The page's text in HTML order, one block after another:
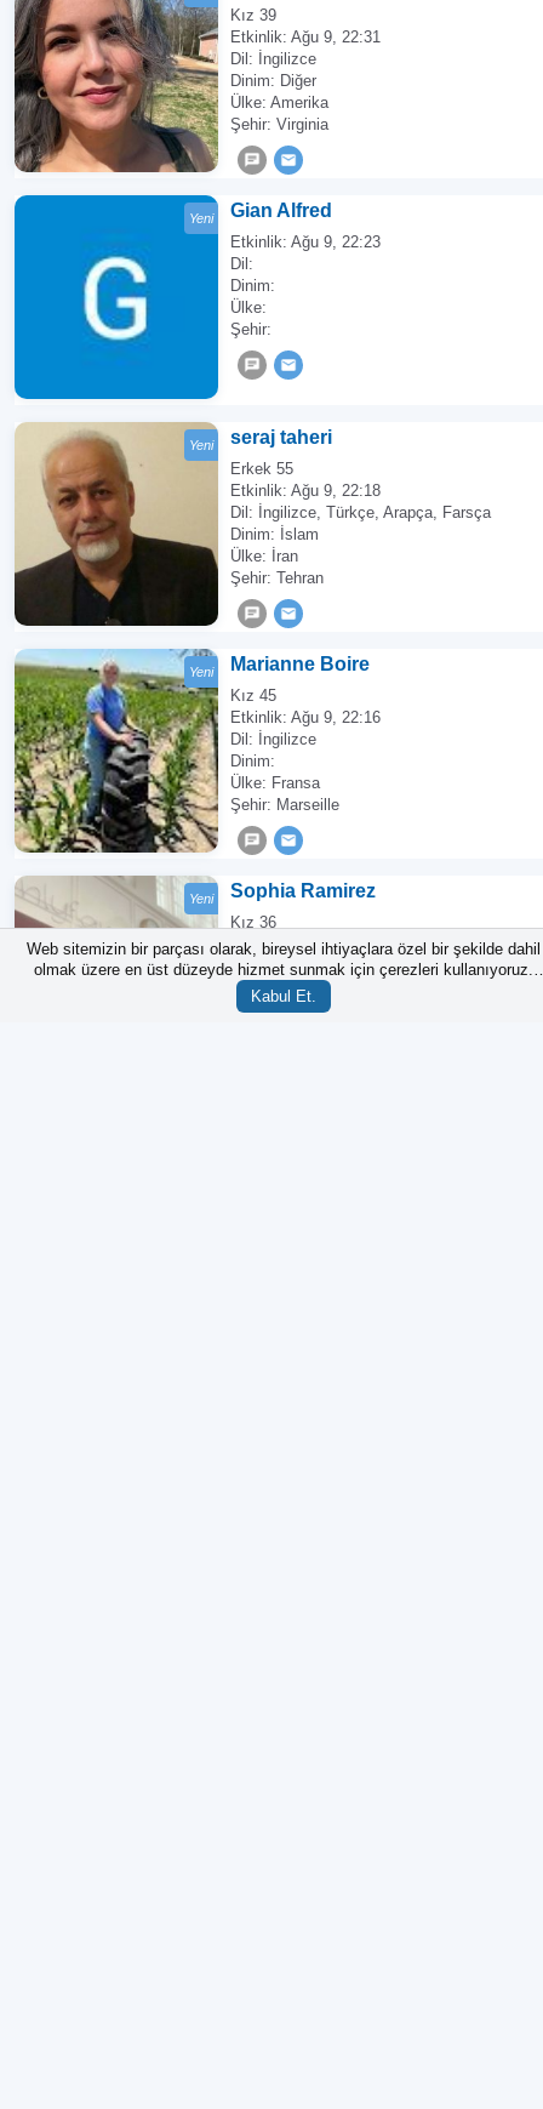
Kız 39
Etkinlik: Ağu 9, 22:31
Dil: İngilizce
Dinim: Diğer
Ülke: Amerika
Şehir: Virginia
Yeni Gian Alfred
Etkinlik: Ağu 9, 22:23
Dil:
Dinim:
Ülke:
Şehir:
Yeni seraj taheri
Erkek 55
Etkinlik: Ağu 9, 22:18
Dil: İngilizce, Türkçe, Arapça, Farsça
Dinim: İslam
Ülke: İran
Şehir: Tehran
Yeni Marianne Boire
Kız 45
Etkinlik: Ağu 9, 22:16
Dil: İngilizce
Dinim:
Ülke: Fransa
Şehir: Marseille
Yeni Sophia Ramirez
Kız 36
Etkinlik:Ağu 9, 22:14
Dil: İngilizce
Dinim: Hristiyanlık
Ülke: Amerika
Web sitemizin bir parçası olarak, bireysel ihtiyaçlara özel bir şekilde dahil
olmak üzere en üst düzeyde hizmet sunmak için çerezleri kullanıyoruz.
Çerezlerin ayarlarını değiştirmeden siteyi kullanmak, cihazınıza eklenecek
olmalarıdır. Çerezlerin ayarlarını istediğiniz zaman değiştirebilirsiniz.
Kabul Et.